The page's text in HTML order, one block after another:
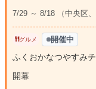
7/29 ～ 8/18 （中央区、
グルメ 開催中
ふくおかなつやすみ
開幕